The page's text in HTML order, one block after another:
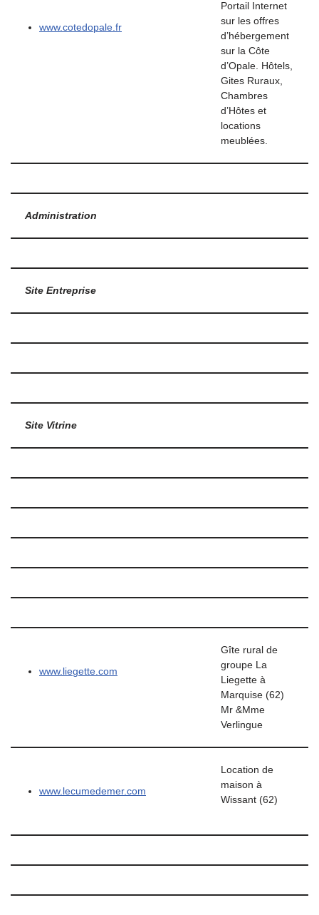
www.cotedopale.fr
Portail Internet
sur les offres
d’hébergement
sur la Côte
d’Opale. Hôtels,
Gites Ruraux,
Chambres
d’Hôtes et
locations
meublées.
Administration
Site Entreprise
Site Vitrine
www.liegette.com
Gîte rural de
groupe La
Liegette à
Marquise (62)
Mr &Mme
Verlingue
www.lecumedemer.com
Location de
maison à
Wissant (62)